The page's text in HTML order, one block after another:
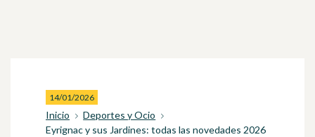
14/01/2026
Inicio
Deportes y Ocio
Eyrignac y sus Jardines: todas las novedades 2026